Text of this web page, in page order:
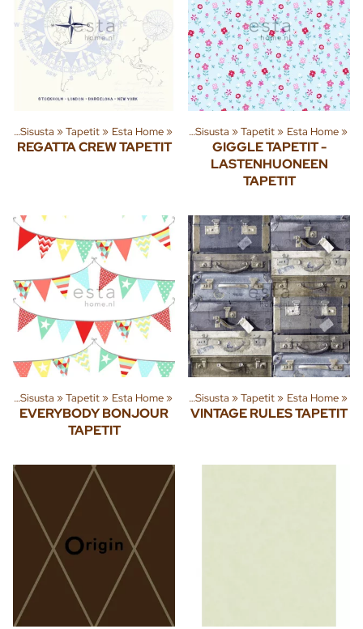
‪»Sisusta ‪»Tapetit‪» Esta Home‪»
REGATTA CREW TAPETIT
Tuoteryhmiä ja tuotteita ‪»Sisusta ‪»Tapetit‪» Esta Home‪»
GIGGLE TAPETIT -
LASTENHUONEEN
TAPETIT
‪»Sisusta ‪»Tapetit‪» Esta Home‪»
EVERYBODY BONJOUR
TAPETIT
Tuoteryhmiä ja tuotteita ‪»Sisusta ‪»Tapetit‪» Esta Home‪»
VINTAGE RULES TAPETIT